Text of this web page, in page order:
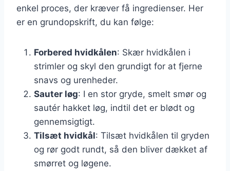
enkel proces, der kræver få ingredienser. Her
er en grundopskrift, du kan følge:
Forbered hvidkålen: Skær hvidkålen i
strimler og skyl den grundigt for at fjerne
snavs og urenheder.
Sauter løg: I en stor gryde, smelt smør og
sautér hakket løg, indtil det er blødt og
gennemsigtigt.
Tilsæt hvidkål: Tilsæt hvidkålen til gryden
og rør godt rundt, så den bliver dækket af
smørret og løgene.